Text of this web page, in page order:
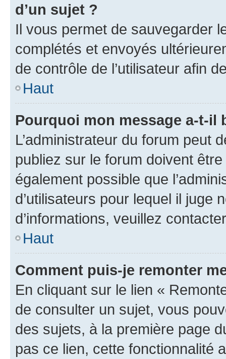
d’un sujet ?
Il vous permet de sauvegarder
complétés et envoyés
de contrôle de l’utilisateur afin
Haut
Pourquoi mon message a-t-il
L’administrateur du forum peut
publiez sur le forum doivent
également possible que
d’utilisateurs pour lequel il juge
d’informations, veuillez
Haut
Comment puis-je remonter
En cliquant sur le lien «
de consulter un sujet, vous
des sujets, à la première page
pas ce lien, cette fonctionnalité